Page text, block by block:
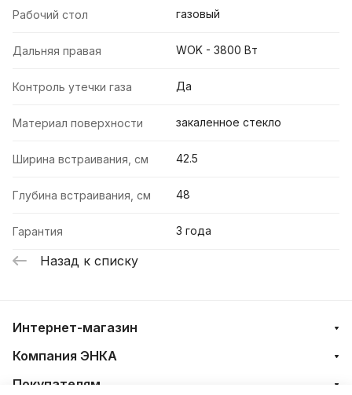
Рабочий стол газовый
Дальняя правая WOK - 3800 Вт
Контроль утечки газа Да
Материал поверхности закаленное стекло
Ширина встраивания, см 42.5
Глубина встраивания, см 48
Гарантия 3 года
Назад к списку
Интернет-магазин
Компания ЭНКА
Покупателям